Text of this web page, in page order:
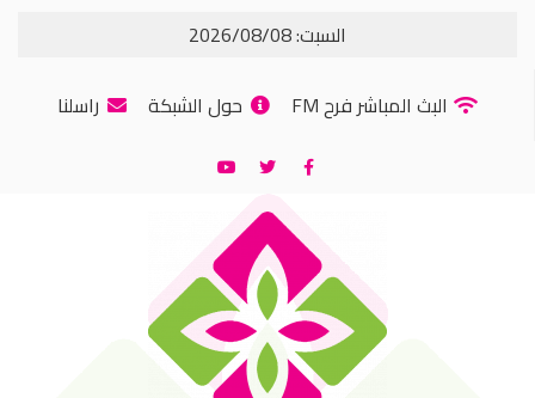
السبت: 2026/08/08
البث المباشر فرح FM
حول الشبكة راسلنا